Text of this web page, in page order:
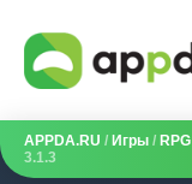
APPDA.RU / Игры / RPG
3.1.3